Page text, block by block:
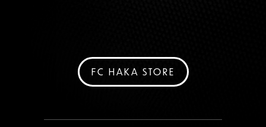
FC HAKA STORE